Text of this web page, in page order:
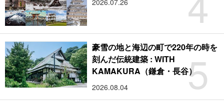
2026.07.26
5
豪雪の地と海辺の町で220年の時を
刻んだ伝統建築 : WITH
KAMAKURA（鎌倉・長谷）
2026.08.04